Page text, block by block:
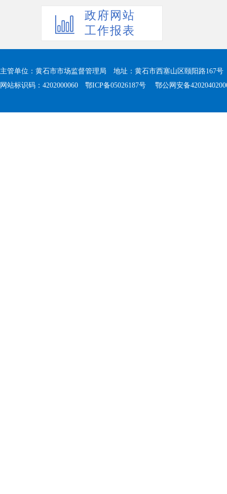
政府网站
工作报表
主管单位：黄石市市场监督管理局 地址：黄石市西塞山区颐阳路167号
网站标识码：4202000060 鄂ICP备05026187号 鄂公网安备